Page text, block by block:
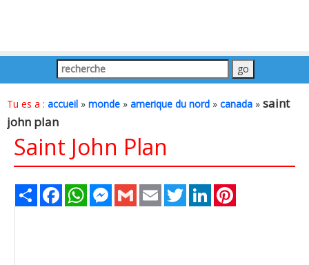
Tu es a : accueil » monde » amerique du nord » canada » saint
john plan
Saint John Plan
Share FacebookWhatsAppMessenger
Gmail Email TwitterLinkedIn